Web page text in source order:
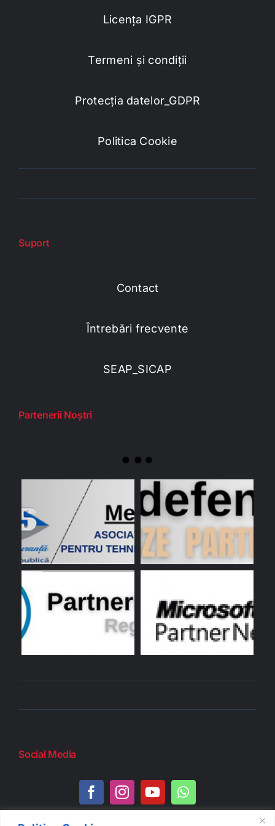
Licența IGPR
Termeni și condiții
Protecția datelor_GDPR
Politica Cookie
Suport
Contact
Întrebări frecvente
SEAP_SICAP
Partenerii Noștri
Social Media